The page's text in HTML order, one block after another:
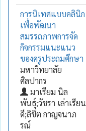
การนิเทศแบบคลินิก
เพื่อพัฒนา
สมรรถภาพการจัด
กิจกรรมแนะแนว
ของครูประถมศึกษา
มหาวิทยาลัย
ศิลปากร
มาเรียม นิล
พันธุ์;วัชรา เล่าเรียน
ดี;ลิขิต กาญจนาภ
รณ์